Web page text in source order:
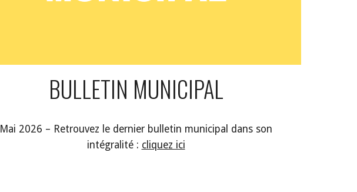
BULLETIN MUNICIPAL
Mai 2026 – Retrouvez le dernier bulletin municipal dans son
intégralité : cliquez ici